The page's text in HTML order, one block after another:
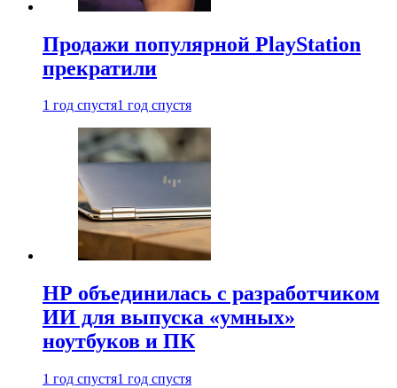
Продажи популярной PlayStation
прекратили
1 год спустя1 год спустя
HP объединилась с разработчиком
ИИ для выпуска «умных»
ноутбуков и ПК
1 год спустя1 год спустя